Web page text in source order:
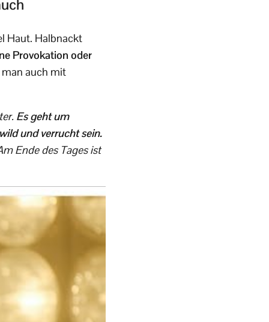
Haut. Halbnackt
Provokation oder
auch mit
Es geht um
und verrucht sein.
Ende des Tages ist